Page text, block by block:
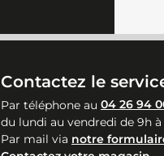
Contactez le
Par téléphone au 04 26 94
du lundi au vendredi de 9h à
Par mail via notre